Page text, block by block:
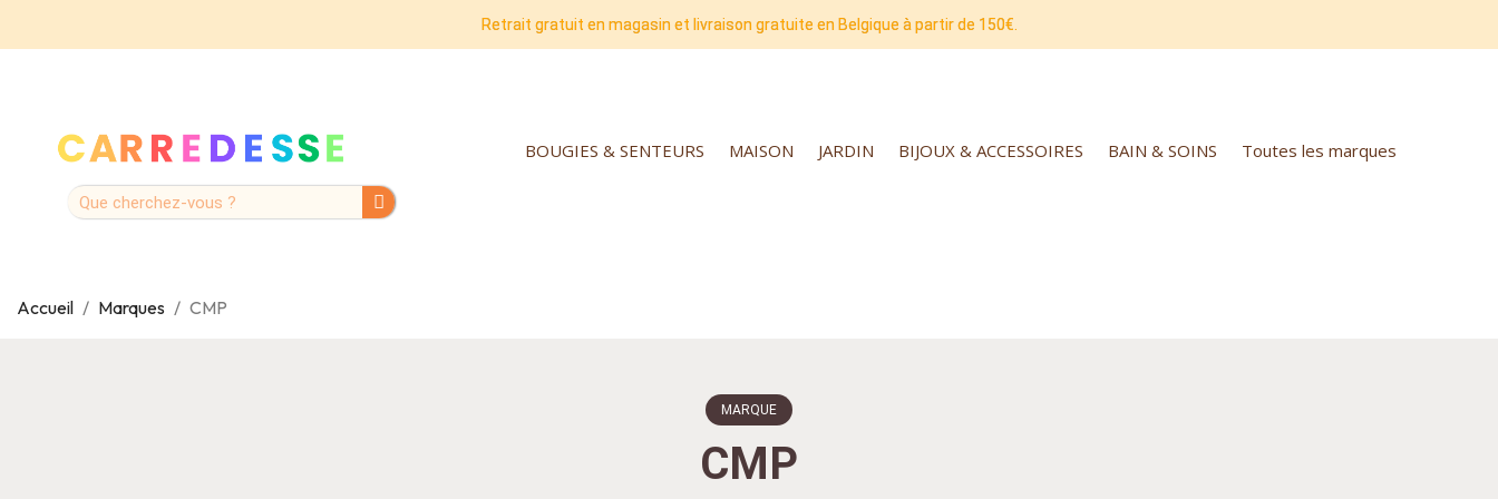
Retrait gratuit en magasin et livraison gratuite en Belgique à partir de 150€.
BOUGIES & SENTEURS MAISON JARDIN BIJOUX & ACCESSOIRES BAIN & SOINS Toutes les marques
Accueil Marques CMP
MARQUE
CMP